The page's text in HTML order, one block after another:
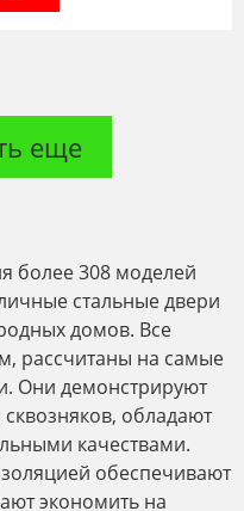
еще
более 308 моделей
стальные двери
домов. Все
рассчитаны на самые
Они демонстрируют
обладают
качествами.
обеспечивают
экономить на